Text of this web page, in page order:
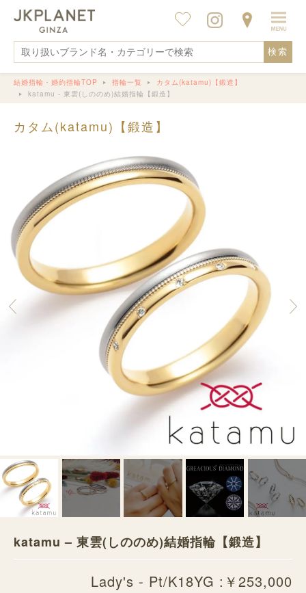
検索
結婚指輪・婚約指輪TOP 指輪一覧
カタム(katamu)【鍛造】
katamu - 東雲(しののめ)結婚指輪【鍛造】
カタム(katamu)【鍛造】
katamu – 東雲(しののめ)結婚指輪【鍛造】
Lady's - Pt/K18YG :￥253,000